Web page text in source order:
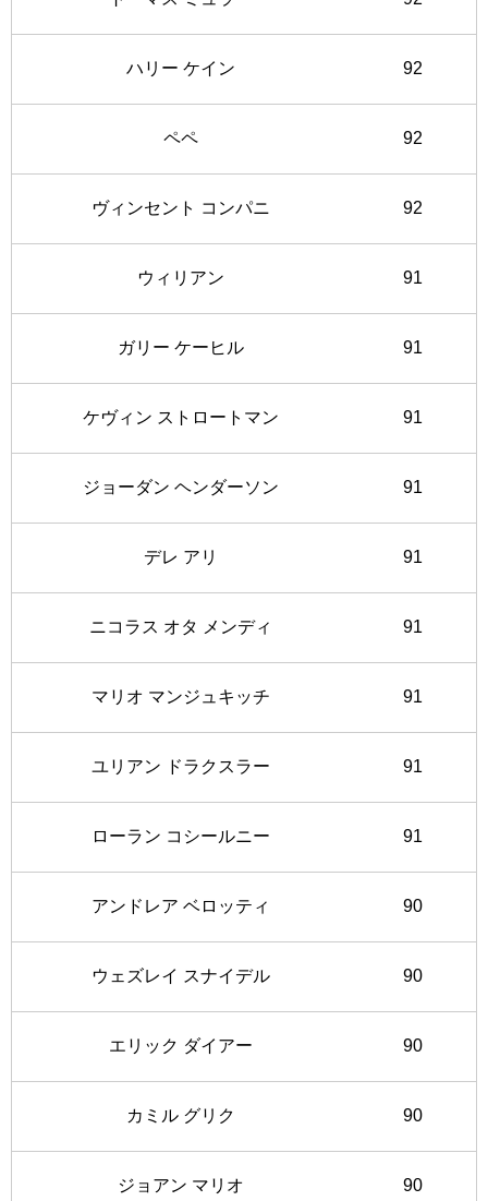
ハリー ケイン 92
ペペ 92
ヴィンセント コンパニ 92
ウィリアン 91
ガリー ケーヒル 91
ケヴィン ストロートマン 91
ジョーダン ヘンダーソン 91
デレ アリ 91
ニコラス オタ メンディ 91
マリオ マンジュキッチ 91
ユリアン ドラクスラー 91
ローラン コシールニー 91
アンドレア ベロッティ 90
ウェズレイ スナイデル 90
エリック ダイアー 90
カミル グリク 90
ジョアン マリオ 90